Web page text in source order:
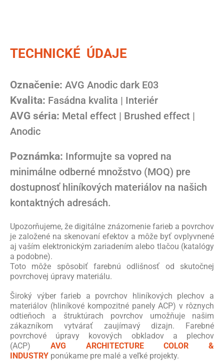
TECHNICKÉ ÚDAJE
Označenie: AVG Anodic dark E03
Kvalita: Fasádna kvalita | Interiér
AVG séria: Metal effect | Brushed effect |
Anodic
Poznámka: Informujte sa vopred na
minimálne odberné množstvo (MOQ) pre
dostupnosť hliníkových materiálov na našich
kontaktných adresách.
Upozorňujeme, že digitálne znázornenie farieb a povrchov
je založené na skenovaní efektov a môže byť ovplyvnené
aj vaším elektronickým zariadením alebo tlačou (katalógy
a podobne).
Toto môže spôsobiť farebnú odlišnosť od skutočnej
povrchovej úpravy materiálu.
Široký výber farieb a povrchov hliníkových plechov a
materiálov (hliníkové kompozitné panely ACP) v rôznych
odtieňoch a štruktúrach povrchov umožňuje našim
zákazníkom vytvárať zaujímavý dizajn. Farebné
povrchové úpravy kovových obkladov a plechov
(ACP) AVG ARCHITECTURE COLOR &
INDUSTRY ponúkame pre malé a veľké projekty.